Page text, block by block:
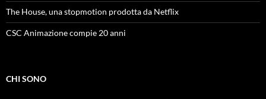
The House, una stopmotion prodotta da Netflix
CSC Animazione compie 20 anni
CHI SONO